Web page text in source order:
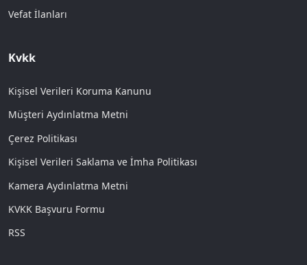
Vefat İlanları
Kvkk
Kişisel Verileri Koruma Kanunu
Müşteri Aydınlatma Metni
Çerez Politikası
Kişisel Verileri Saklama ve İmha Politikası
Kamera Aydınlatma Metni
KVKK Başvuru Formu
RSS